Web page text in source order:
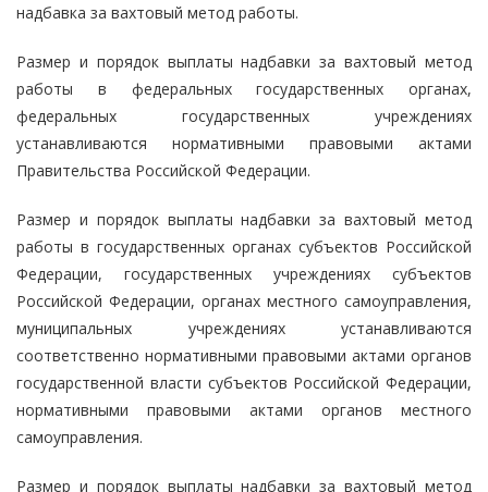
надбавка за вахтовый метод работы.
Размер и порядок выплаты надбавки за вахтовый метод
работы в федеральных государственных органах,
федеральных государственных учреждениях
устанавливаются нормативными правовыми актами
Правительства Российской Федерации.
Размер и порядок выплаты надбавки за вахтовый метод
работы в государственных органах субъектов Российской
Федерации, государственных учреждениях субъектов
Российской Федерации, органах местного самоуправления,
муниципальных учреждениях устанавливаются
соответственно нормативными правовыми актами органов
государственной власти субъектов Российской Федерации,
нормативными правовыми актами органов местного
самоуправления.
Размер и порядок выплаты надбавки за вахтовый метод